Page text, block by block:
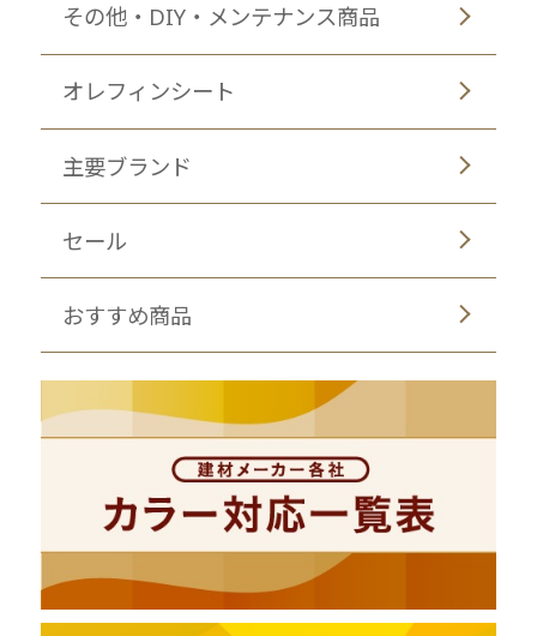
その他・DIY・メンテナンス商品
オレフィンシート
主要ブランド
セール
おすすめ商品